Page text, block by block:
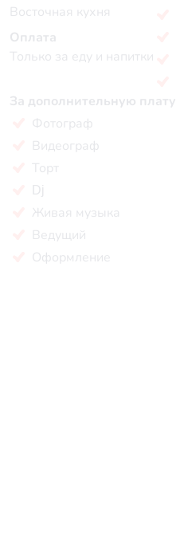
Восточная кухня
Оплата
Только за еду и напитки
За дополнительную плату
Фотограф
Видеограф
Торт
Dj
Живая музыка
Ведущий
Оформление